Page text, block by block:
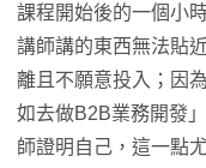
課程開始後的一個小
講師講的東西無法貼
離且不願意投入；因
如去做B2B業務開發
師證明自己，這一點